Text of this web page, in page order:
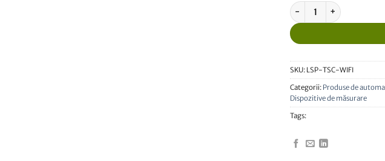
Cantitate Transmițător
SKU: LSP-TSC-WIFI
Categorii: Produse de
Dispozitive de măsurare
Tags: